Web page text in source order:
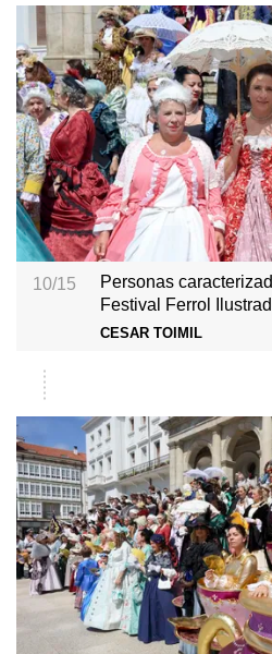
10/15
Personas
Festival Ferrol
CESAR TOIMIL